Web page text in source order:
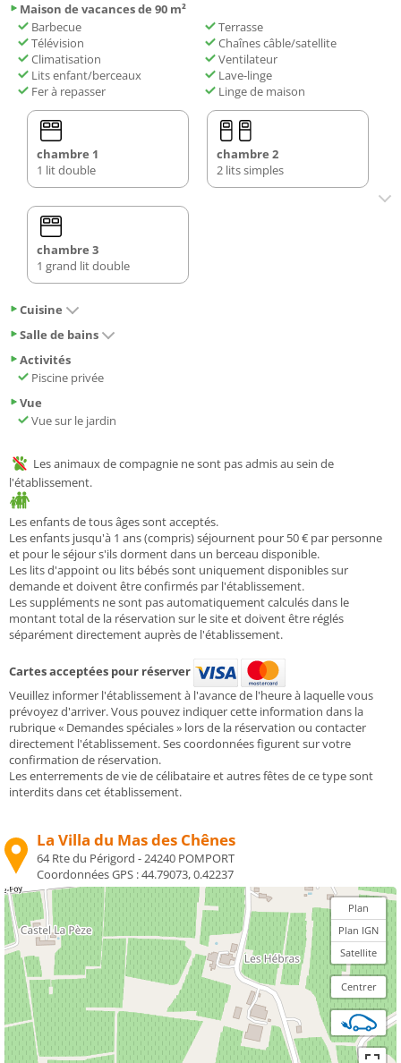
Maison de vacances de 90 m²
Barbecue
Terrasse
Télévision
Chaînes câble/satellite
Climatisation
Ventilateur
Lits enfant/berceaux
Lave-linge
Fer à repasser
Linge de maison
chambre 1
1 lit double
chambre 2
2 lits simples
chambre 3
1 grand lit double
Cuisine
Salle de bains
Activités
Piscine privée
Vue
Vue sur le jardin
Les animaux de compagnie ne sont pas admis au sein de
l'établissement.
Les enfants de tous âges sont acceptés.
Les enfants jusqu'à 1 ans (compris) séjournent pour 50 € par personne
et pour le séjour s'ils dorment dans un berceau disponible.
Les lits d'appoint ou lits bébés sont uniquement disponibles sur
demande et doivent être confirmés par l'établissement.
Les suppléments ne sont pas automatiquement calculés dans le
montant total de la réservation sur le site et doivent être réglés
séparément directement auprès de l'établissement.
Cartes acceptées pour réserver
Veuillez informer l'établissement à l'avance de l'heure à laquelle vous
prévoyez d'arriver. Vous pouvez indiquer cette information dans la
rubrique « Demandes spéciales » lors de la réservation ou contacter
directement l'établissement. Ses coordonnées figurent sur votre
confirmation de réservation.
Les enterrements de vie de célibataire et autres fêtes de ce type sont
interdits dans cet établissement.
La Villa du Mas des Chênes
64 Rte du Périgord - 24240 POMPORT
Coordonnées GPS :44.79073, 0.42237
Plan
Plan IGN
Satellite
Centrer